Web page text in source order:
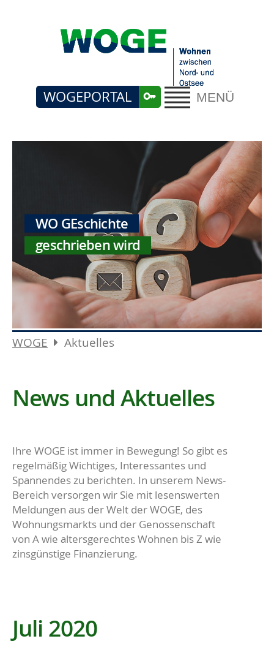
MENÜ
WOGEPORTAL
WO GEschichte
geschrieben wird
WOGE Aktuelles
News und Aktuelles
Ihre WOGE ist immer in Bewegung! So gibt es
regelmäßig Wichtiges, Interessantes und
Spannendes zu berichten. In unserem News-
Bereich versorgen wir Sie mit lesenswerten
Meldungen aus der Welt der WOGE, des
Wohnungsmarkts und der Genossenschaft
von A wie altersgerechtes Wohnen bis Z wie
zinsgünstige Finanzierung.
Juli 2020